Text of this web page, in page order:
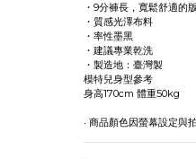
・9分褲長，寬鬆舒適的
・質感光澤布料
・率性墨黑
・建議專業乾洗
・製造地：臺灣製
模特兒身型參考
身高170cm 體重50kg
‧ 商品顏色因螢幕設定與